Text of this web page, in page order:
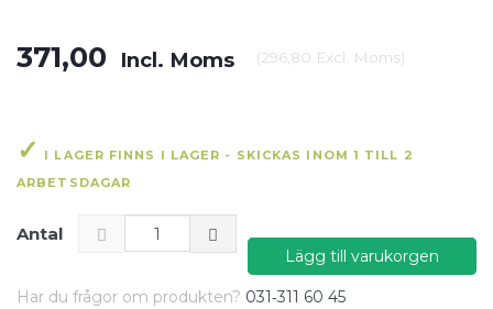
371,00 Incl. Moms (296,80 Excl. Moms)
I LAGER FINNS I LAGER - SKICKAS INOM 1 TILL 2
ARBETSDAGAR
Antal
Lägg till varukorgen
Har du frågor om produkten? 031‑311 60 45